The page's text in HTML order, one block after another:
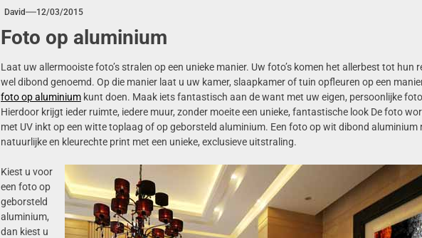
David 12/03/2015
Foto op aluminium
Laat uw allermooiste foto’s stralen op een unieke manier. Uw foto’s komen het allerbest tot hun
wel dibond genoemd. Op die manier laat u uw kamer, slaapkamer of tuin opfleuren op een
foto op aluminiumkunt doen. Maak iets fantastisch aan de want met uw eigen, persoonlijke
Hierdoor krijgt ieder ruimte, iedere muur, zonder moeite een unieke, fantastische look De foto
met UV inkt op een witte toplaag of op geborsteld aluminium. Een foto op wit dibond aluminium
natuurlijke en kleurechte print met een unieke, exclusieve uitstraling.
Kiest u voor
een foto op
geborsteld
aluminium,
dan kiest u